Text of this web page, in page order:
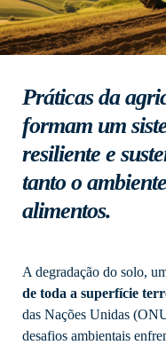
Práticas da
formam um
resiliente e
tanto o
alimentos.
A degradação do solo,
de toda a superfície
das Nações Unidas
desafios ambientais